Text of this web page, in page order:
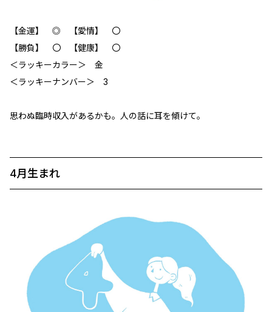
【金運】 ◎ 【愛情】 〇
【勝負】 〇 【健康】 〇
＜ラッキーカラー＞ 金
＜ラッキーナンバー＞ 3
思わぬ臨時収入があるかも。人の話に耳を傾けて。
4月生まれ